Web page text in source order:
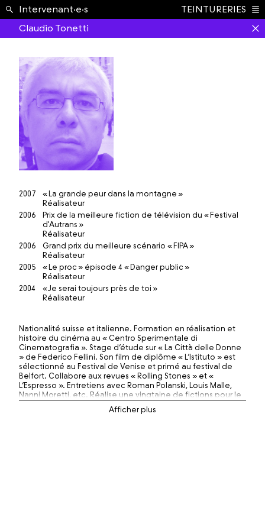
École ›
Intervenant·e·s
TEINTURERIES
Claudio Tonetti
2007
« La grande peur dans la montagne »
Réalisateur
2006
Prix de la meilleure fiction de télévision du « Festival
d'Autrans »
Réalisateur
2006
Grand prix du meilleure scénario « FIPA »
Réalisateur
2005
« Le proc » épisode 4 « Danger public »
Réalisateur
2004
« Je serai toujours près de toi »
Réalisateur
Nationalité suisse et italienne. Formation en réalisation et
histoire du cinéma au « Centro Sperimentale di
Cinematografia ». Stage d’étude sur « La Città delle Donne
» de Federico Fellini. Son film de diplôme « L’Istituto » est
sélectionné au Festival de Venise et primé au festival de
Belfort. Collabore aux revues « Rolling Stones » et «
L’Espresso ». Entretiens avec Roman Polanski, Louis Malle,
Nanni Moretti, etc. Réalise une vingtaine de fictions pour le
cinéma et la télévision en France et en Suisse. « La grande
peur dans la montagne » reçoit le Prix de la meilleure fiction